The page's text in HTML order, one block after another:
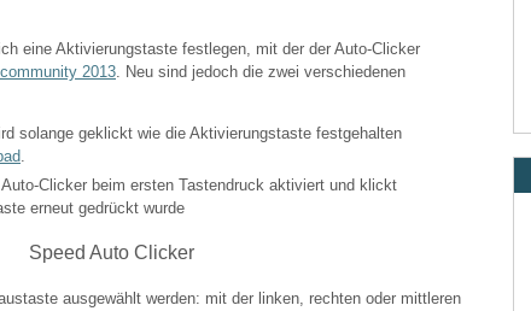
eine Aktivierungstaste festlegen, mit der der Auto-Clicker
2013. Neu sind jedoch die zwei verschiedenen
solange geklickt wie die Aktivierungstaste festgehalten
.
Auto-Clicker beim ersten Tastendruck aktiviert und klickt
erneut gedrückt wurde
ausgewählt werden: mit der linken, rechten oder mittleren